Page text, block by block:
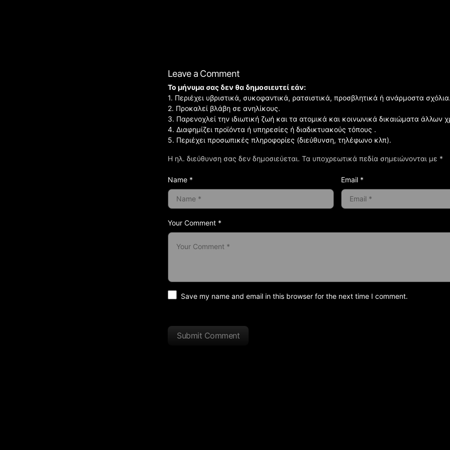
Leave a Comment
Η ηλ. διεύθυνση σας δεν δημοσιεύεται. Τα υποχρεωτικά πεδία σημειώνονται με *
Your Comment *
Το μήνυμα σας δεν θα δημοσιευτεί εάν:
1. Περιέχει υβριστικά, συκοφαντικά, ρατσιστικά, προσβλητικά ή ανάρμοστα σχόλια.
2. Προκαλεί βλάβη σε ανηλίκους.
3. Παρενοχλεί την ιδιωτική ζωή και τα ατομικά και κοινωνικά δικαιώματα άλλων
4. Διαφημίζει προϊόντα ή υπηρεσίες ή διαδικτυακούς τόπους .
5. Περιέχει προσωπικές πληροφορίες (διεύθυνση, τηλέφωνο κλπ).
Name * Email *
Save my name and email in this browser for the next time I comment.
Submit Comment